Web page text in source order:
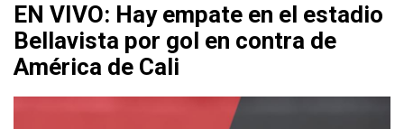
EN VIVO: Hay empate en el estadio
Bellavista por gol en contra de
América de Cali